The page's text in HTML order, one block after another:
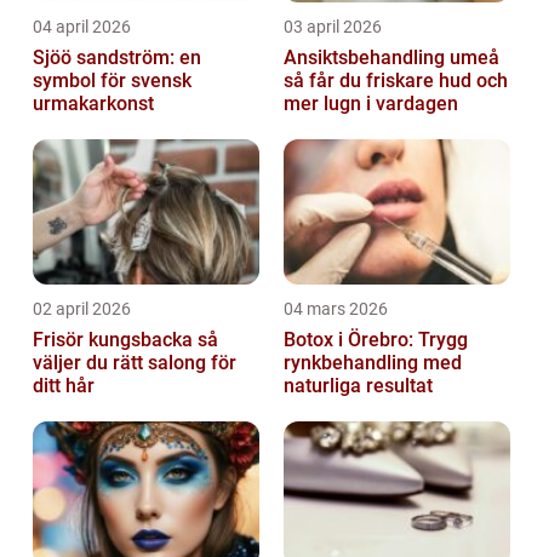
04 april 2026
Sjöö sandström: en
symbol för svensk
urmakarkonst
03 april 2026
Ansiktsbehandling umeå
så får du friskare hud och
mer lugn i vardagen
02 april 2026
Frisör kungsbacka så
väljer du rätt salong för
ditt hår
04 mars 2026
Botox i Örebro: Trygg
rynkbehandling med
naturliga resultat